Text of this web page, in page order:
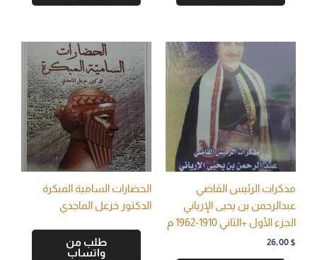
مذكرات الرئيس القاضي
عبدالرحمن بن يحيى الإرياني
الجزء الأول +الثاني 1910-1962 م
26,00 $
الحضارات السامية المبكرة
الدكتور خزعل الماجدي
طلب من
واتساب